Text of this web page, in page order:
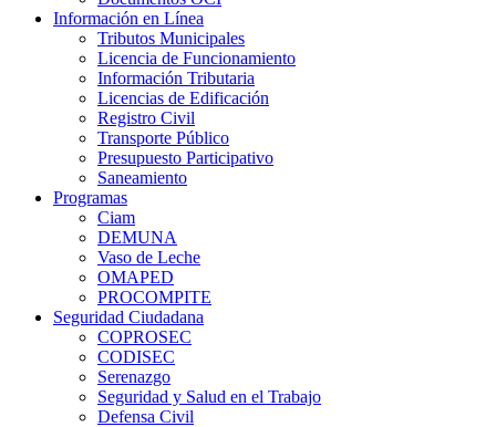
Información en Línea
Tributos Municipales
Licencia de Funcionamiento
Información Tributaria
Licencias de Edificación
Registro Civil
Transporte Público
Presupuesto Participativo
Saneamiento
Programas
Ciam
DEMUNA
Vaso de Leche
OMAPED
PROCOMPITE
Seguridad Ciudadana
COPROSEC
CODISEC
Serenazgo
Seguridad y Salud en el Trabajo
Defensa Civil